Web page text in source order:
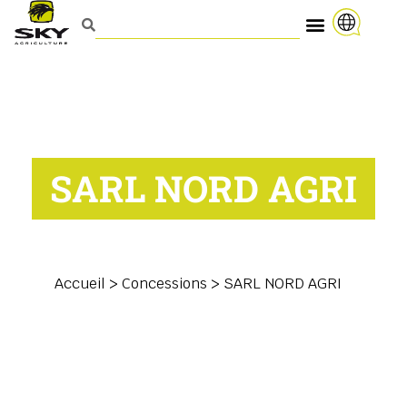
SARL NORD AGRI
Accueil > Concessions > SARL NORD AGRI